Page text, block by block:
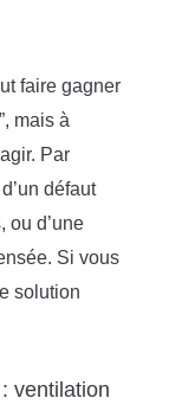
faire gagner
mais à
Par
défaut
ou d’une
Si vous
solution
ventilation